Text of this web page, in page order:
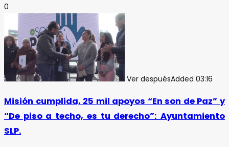
0
Ver despuésAdded 03:16
Misión cumplida, 25 mil apoyos “En son de Paz” y
“De piso a techo, es tu derecho”: Ayuntamiento
SLP.